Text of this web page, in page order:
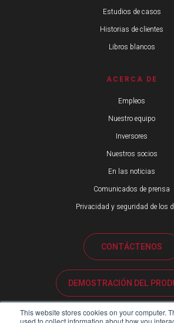
This website stores cookies on your computer.
used to collect information about how you
Estudios de casos
Historias de clientes
Libros blancos
ACERCA DE
Empleos
Nuestro equipo
Inversores
Nuestros socios
En las noticias
Comunicados de prensa
Privacidad y seguridad de los
CONTÁCTENOS
DEMOSTRACIÓN DEL
ATENCIÓN AL